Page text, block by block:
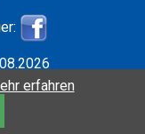
2026
erfahren